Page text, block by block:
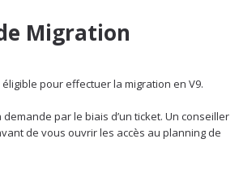
Migration
pour effectuer la migration en V9.
par le biais d’un ticket. Un conseiller
de vous ouvrir les accès au planning de